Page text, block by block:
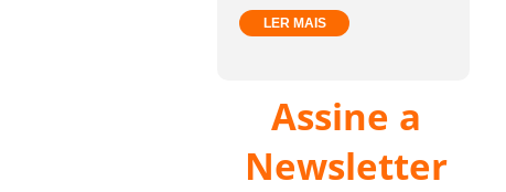
LER MAIS
Assine a
Newsletter